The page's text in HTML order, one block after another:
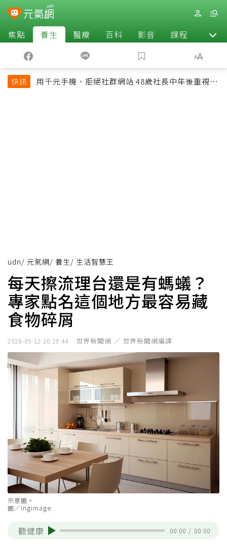
焦點 養生 醫療 百科 影音 課程 退休
快訊
用千元手機、拒絕社群網站 48歲社長中年後重視和
udn/ 元氣網/ 養生/ 生活智慧王
每天擦流理台還是有螞蟻？
專家點名這個地方最容易藏
食物碎屑
2026-05-12 10:19:44 世界新聞網 ／ 世界新聞網編譯
示意圖。
圖／ingimage
聽健康 00:00 / 00:00